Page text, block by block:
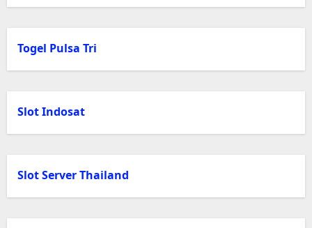
Togel Pulsa Tri
Slot Indosat
Slot Server Thailand